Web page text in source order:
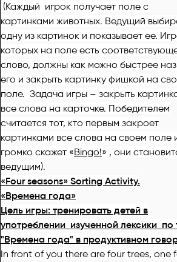
(Каждый игрок получает поле с
картинками животных. Ведущий
одну из картинок и показывает ее.
которых на поле есть
слово, должны как можно быстрее
его и закрыть картинку фишкой на
поле. Задача игры – закрыть
все слова на карточке. Победителем
считается тот, кто первым закроет
картинками все слова на своем поле
громко скажет «Bingo!» , они
ведущим).
«Four seasons» Sorting Activity.
«Времена года»
Цель игры: тренировать детей в
употреблении изученной лексики по
"Времена года" в продуктивном
In front of you there are four trees, one